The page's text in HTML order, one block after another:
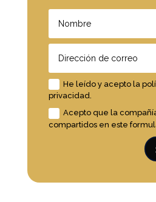
He leído y acepto la
privacidad.
Acepto que la
compartidos en este